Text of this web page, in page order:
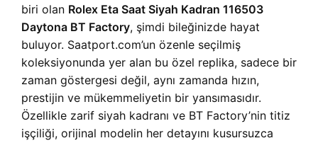
biri olan Rolex Eta Saat Siyah Kadran 116503
Daytona BT Factory, şimdi bileğinizde hayat
buluyor. Saatport.com’un özenle seçilmiş
koleksiyonunda yer alan bu özel replika, sadece bir
zaman göstergesi değil, aynı zamanda hızın,
prestijin ve mükemmeliyetin bir yansımasıdır.
Özellikle zarif siyah kadranı ve BT Factory’nin titiz
işçiliği, orijinal modelin her detayını kusursuzca